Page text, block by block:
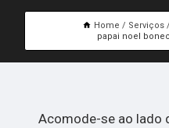
Home Serviços
papai noel
Acomode-se ao lado